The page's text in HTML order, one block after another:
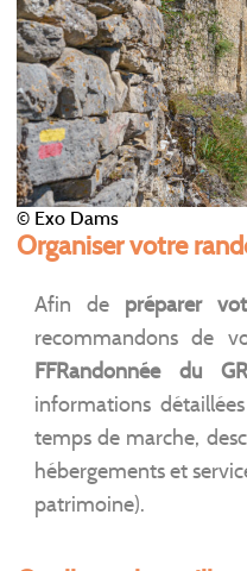
© Exo Dams
Organiser votre
Afin de préparer
recommandons de
FFRandonnée du
informations
temps de marche,
hébergements et
patrimoine).